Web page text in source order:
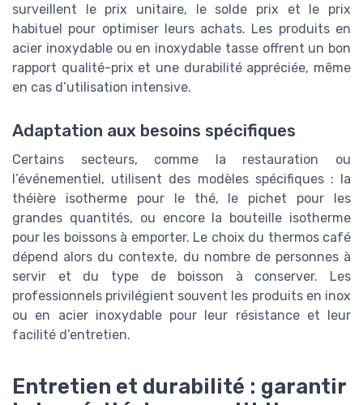
surveillent le prix unitaire, le solde prix et le prix
habituel pour optimiser leurs achats. Les produits en
acier inoxydable ou en inoxydable tasse offrent un bon
rapport qualité-prix et une durabilité appréciée, même
en cas d’utilisation intensive.
Adaptation aux besoins spécifiques
Certains secteurs, comme la restauration ou
l’événementiel, utilisent des modèles spécifiques : la
théière isotherme pour le thé, le pichet pour les
grandes quantités, ou encore la bouteille isotherme
pour les boissons à emporter. Le choix du thermos café
dépend alors du contexte, du nombre de personnes à
servir et du type de boisson à conserver. Les
professionnels privilégient souvent les produits en inox
ou en acier inoxydable pour leur résistance et leur
facilité d’entretien.
Entretien et durabilité : garantir